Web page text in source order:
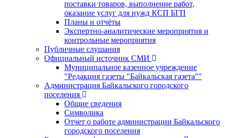
поставки товаров, выполнение работ,
оказание услуг для нужд КСП БГП
Планы и отчёты
Экспертно-аналитические мероприятия и
контрольные мероприятия
Публичные слушания
Официальный источник СМИ
Муниципальное казенное учреждение
"Редакция газеты "Байкальская газета""
Администрация Байкальского городского
поселения
Общие сведения
Символика
Отчет о работе администрации Байкальского
городского поселения